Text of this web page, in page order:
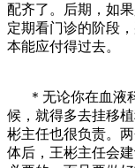
配齐了。后期，如
定期看门诊的阶段
本能应付得过去。
＊无论你在血液
候，就得多去挂移
彬主任也很负责。
体后，王彬主任会